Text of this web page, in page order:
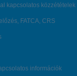
kapcsolatos közzétételek
FATCA, CRS
információk